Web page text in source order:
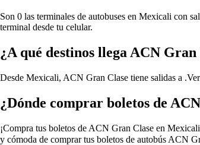
Son 0 las terminales de autobuses en Mexicali con
terminal desde tu celular.
¿A qué destinos llega ACN
Desde Mexicali, ACN Gran Clase tiene salidas a .
¿Dónde comprar boletos de
¡Compra tus boletos de ACN Gran Clase en
y cómoda de comprar tus boletos de autobús ACN